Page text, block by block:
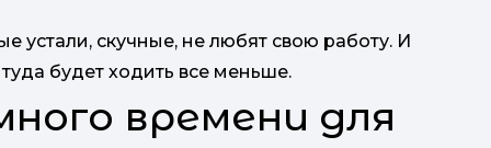
устали, скучные, не любят свою работу. И
будет ходить все меньше.
времени для